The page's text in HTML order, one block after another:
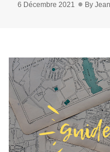
6 Décembre 2021 By